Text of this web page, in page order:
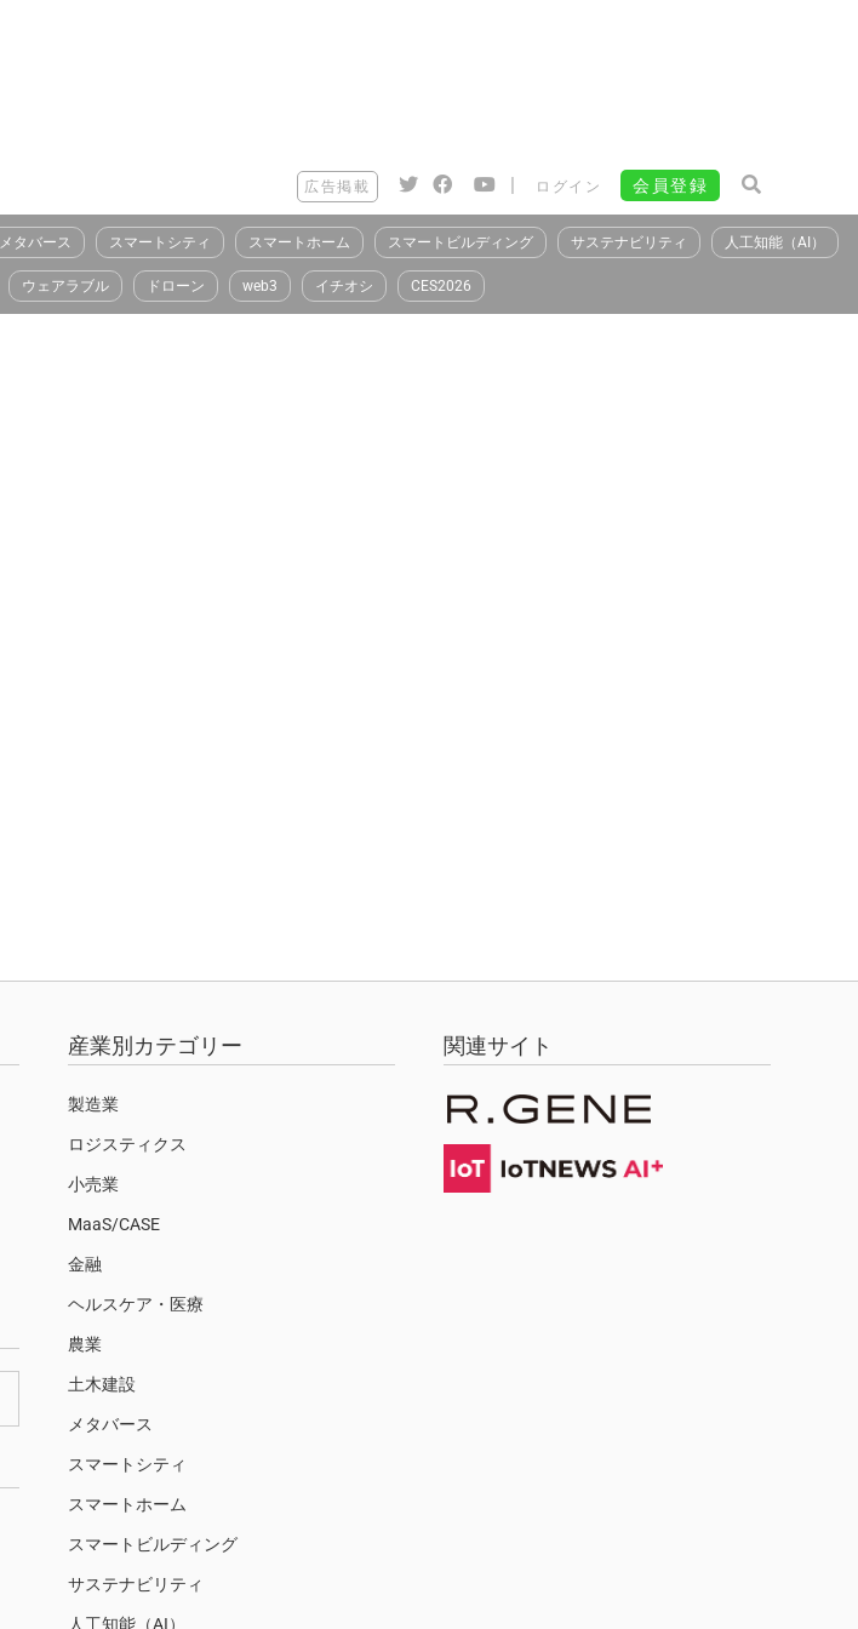
広告掲載 | ログイン 会員登録
メタバース スマートシティ スマートホーム スマートビルディング サステナビリティ 人工知能（AI）
ウェアラブル ドローン web3 イチオシ CES2026
産業別カテゴリー
製造業
ロジスティクス
小売業
MaaS/CASE
金融
ヘルスケア・医療
農業
土木建設
メタバース
スマートシティ
スマートホーム
スマートビルディング
サステナビリティ
人工知能（AI）
関連サイト